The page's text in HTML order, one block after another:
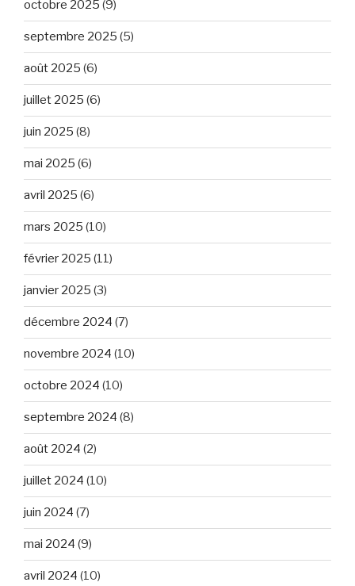
octobre 2025 (9)
septembre 2025 (5)
août 2025 (6)
juillet 2025 (6)
juin 2025 (8)
mai 2025 (6)
avril 2025 (6)
mars 2025 (10)
février 2025 (11)
janvier 2025 (3)
décembre 2024 (7)
novembre 2024 (10)
octobre 2024 (10)
septembre 2024 (8)
août 2024 (2)
juillet 2024 (10)
juin 2024 (7)
mai 2024 (9)
avril 2024 (10)